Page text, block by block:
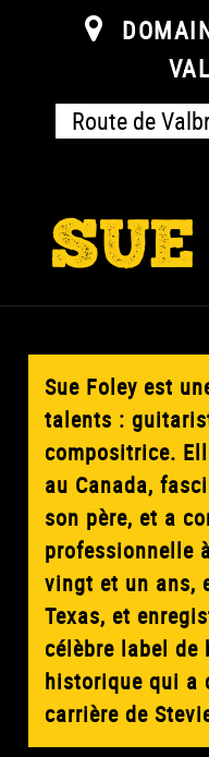
Route de
Sue Foley est
talents :
compositrice.
au Canada,
son père, et a
professionnelle
vingt et un ans,
Texas, et
célèbre label
historique qui a
carrière de